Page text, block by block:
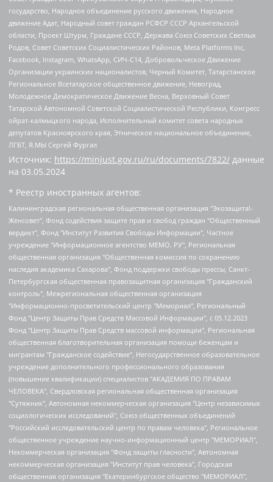
государство, Народное объединение русского движения, Народное
движение Адат, Народный совет граждан РСФСР СССР Архангельской
области, Проект Штурм, Граждане СССР, Держава Союз Советских Светлых
Родов, Совет Советских Социалистических Районов, Meta Platforms Inc,
Facebook, Instagram, WhatsApp, СИЧ-С14, Добровольческое Движение
Организации украинских националистов, Черный Комитет, Татарстанское
Региональное Всетатарское общественное движение, Невоград,
Молодежное Демократическое Движение Весна, Верховный Совет
Татарской Автономной Советской Социалистической Республики, Конгресс
ойрат-калмыцкого народа, Исполнительный комитет совета народных
депутатов Красноярского края, Этническое национальное объединение,
ЛГБТ, Я.МЫ Сергей Фургал
Источник: https://minjust.gov.ru/ru/documents/7822/ данные
на 03.05.2024
* Реестр иностранных агентов:
Калининградская региональная общественная организация "Экозащита!-Женсовет", Фонд содействия защите прав и свобод граждан "Общественный вердикт", Фонд "Институт Развития Свободы Информации", Частное учреждение "Информационное агентство МЕМО. РУ", Региональная общественная организация "Общественная комиссия по сохранению наследия академика Сахарова", Фонд поддержки свободы прессы, Санкт-Петербургская общественная правозащитная организация "Гражданский контроль", Межрегиональная общественная организация "Информационно-просветительский центр "Мемориал", Региональный Фонд "Центр Защиты Прав Средств Массовой Информации", с 05.12.2023 Фонд "Центр Защиты Прав Средств массовой информации", Региональная общественная благотворительная организация помощи беженцам и мигрантам "Гражданское содействие", Негосударственное образовательное учреждение дополнительного профессионального образования (повышение квалификации) специалистов "АКАДЕМИЯ ПО ПРАВАМ ЧЕЛОВЕКА", Свердловская региональная общественная организация "Сутяжник", Автономная некоммерческая организация "Центр независимых социологических исследований", Союз общественных объединений "Российский исследовательский центр по правам человека", Региональное общественное учреждение научно-информационный центр "МЕМОРИАЛ", Некоммерческая организация "Фонд защиты гласности", Автономная некоммерческая организация "Институт прав человека", Городская общественная организация "Екатеринбургское общество "МЕМОРИАЛ", Городская общественная организация "Рязанское историко-просветительское и правозащитное общество "Мемориал" (Рязанский Мемориал), Челябинский региональный орган общественной самодеятельности – женское общественное объединение "Женщины Евразии", Челябинский региональный орган общественной самодеятельности "Уральская правозащитная группа", Фонд содействия защите здоровья и социальной справедливости имени Андрея Рылькова, Автономная Некоммерческая Организация "Аналитический Центр Юрия Левады", Автономная некоммерческая организация социальной поддержки населения "Проект Апрель", Региональная общественная организация помощи женщинам и детям, находящимся в кризисной ситуации "Информационно-методический центр "Анна", Фонд содействия развитию массовых коммуникаций и правовому просвещению "Так-так-Так", Фонд содействия устойчивому развитию "Серебряная тайга", Свердловский региональный общественный фонд социальных проектов "Новое время", "Idel.Реалии", Кавказ.Реалии, Крым.Реалии, Телеканал Настоящее Время, Татаро-башкирская служба Радио Свобода (Azatliq Radiosi), Радио Свободная Европа/Радио Свобода (PCE/PC), "Сибирь.Реалии", "Фактограф", Благотворительный фонд помощи осужденным и их семьям, Автономная некоммерческая организация "Институт глобализации и социальных движений", Фонд "В защиту прав заключенных", Частное учреждение "Центр поддержки и содействия развитию средств массовой информации", Пензенский региональный общественный благотворительный фонд "Гражданский союз", "Север.Реалии", Некоммерческая организация Фонд "Правовая инициатива", Общество с ограниченной ответственностью "Радио Свободная Европа/Радио Свобода", Чешское информационное агентство "MEDIUM-ORIENT", Красноярская региональная общественная организация "Мы против СПИДа", Камалягин Денис Николаевич, Маркелов Сергей Евгеньевич, Пономарев Лев Александрович, Савицкая Людмила Алексеевна, Автономная некоммерческая организация "Центр по работе с проблемой насилия "НАСИЛИЮ.НЕТ", Межрегиональный профессиональный союз работников здравоохранения "Альянс врачей", Юридическое лицо, зарегистрированное в Латвийской Республике, SIA "Medusa Project" (регистрационный номер 40103797863, дата регистрации 10.06.2014), Некоммерческая организация "Фонд по борьбе с коррупцией", Автономная некоммерческая организация "Институт права и публичной политики", Баданин Роман Сергеевич, Гликин Максим Александрович, Железнова Мария Михайловна, Лукьянова Юлия Сергеевна, Маетная Елизавета Витальевна, Маняхин Петр Борисович, Чуракова Ольга Владимировна, Ярош Юлия Петровна, Юридическое лицо "The Insider SIA", зарегистрированное в Риге, Латвийская Республика (дата регистрации 26.06.2015), являющееся администратором доменного имени интернет-издания "The Insider SIA", https://theins.ru, Постернак Алексей Евгеньевич, Рубин Михаил Аркадьевич, Анин Роман Александрович, Юридическое лицо Istories fonds, зарегистрированное в Латвийской Республике (регистрационный номер 50008295751, дата регистрации 24.02.2020), Великовский Дмитрий Александрович, Долинина Ирина Николаевна, Мароховская Алеся Алексеевна, Шлейнов Роман Юрьевич, Шмагун Олеся Валентиновна, Общество с ограниченной ответственностью "Альтаир 2021", Общество с ограниченной ответственностью "Вега 2021", Общество с ограниченной ответственностью "Главный редактор 2021", Общество с ограниченной ответственностью "Ромашки монолит", Важенков Артем Валерьевич, Ивановская областная общественная организация "Центр гендерных исследований", Гурман Юрий Альбертович, Медиапроект "ОВД-Инфо", Егоров Владимир Владимирович, Жилинский Владимир Александрович, Общество с ограниченной ответственностью "ЗП", Иванова София Юрьевна, Карезина Инна Павловна, Кильтау Екатерина Викторовна, Петров Алексей Викторович, Пискунов Сергей Евгеньевич, Смирнов Сергей Сергеевич, Тихонов Михаил Сергеевич, Общество с ограниченной ответственностью "ЖУРНАЛИСТ-ИНОСТРАННЫЙ АГЕНТ", Арапова Галина Юрьевна, Вольтская Татьяна Анатольевна, Американская компания "Mason G.E.S. Anonymous Foundation" (США), являющаяся владельцем интернет-издания https://mnews.world/, Компания "Stichting Bellingcat", зарегистрированная в Нидерландах (дата регистрации 11.07.2018), Захаров Андрей Вячеславович, Клепиковская Екатерина Дмитриевна, Общество с ограниченной ответственностью "МЕМО", Перл Роман Александрович, Симонов Евгений Алексеевич, Соловьева Елена Анатольевна, Сотников Даниил Владимирович, Сурначева Елизавета Дмитриевна, Автономная некоммерческая организация по защите прав человека и информированию населения "Якутия – Наше Мнение", Общество с ограниченной ответственностью "Москоу диджитал медиа", с 26.01.2023 Общество с ограниченной ответственностью "Чайка Белые сады", Ветошкина Валерия Валерьевна, Заговора Максим Александрович, Межрегиональное общественное движение "Российская ЛГБТ - сеть", Оленичев Максим Владимирович, Павлов Иван Юрьевич, Скворцова Елена Сергеевна, Общество с ограниченной ответственностью "Как бы инагент", Кочетков Игорь Викторович, Общество с ограниченной ответственностью "Честные выборы", Еланчик Олег Александрович, Общество с ограниченной ответственностью "Нобелевский призыв", Гималова Регина Эмилевна, Григорьев Андрей Валерьевич, Григорьева Алина Александровна, Ассоциация по содействию защите прав призывников, альтернативнослужащих и военнослужащих "Правозащитная группа "Гражданин.Армия.Право", Хисамова Регина Фаритовна, Автономная некоммерческая организация по реализации социально-правовых программ "Лилит", Дальневосточное общественное движение "Маяк", Санкт-Петербургская ЛГБТ-инициативная группа "Выход", Инициативная группа ЛГБТ+ "Реверс", Алексеев Андрей Викторович, Бекбулатова Таисия Львовна, Беляев Иван Михайлович, Владыкина Елена Сергеевна, Гельман Марат Александрович, Никульшина Вероника Юрьевна, Толоконникова Надежда Андреевна, Шендерович Виктор Анатольевич, Общество с ограниченной ответственностью "Данное сообщение", Общество с ограниченной ответственностью Издательский дом "Новая глава", Айнбиндер Александра Александровна, Московский комьюнити-центр для ЛГБТ+инициатив, Благотворительный фонд развития филантропии, Deutsche Welle (Германия, Kurt-Schumacher-Strasse 3, 53113 Bonn), Борзунова Мария Михайловна, Воробьев Виктор Викторович, Голубева Анна Львовна, Константинова Алла Михайловна, Малкова Ирина Владимировна, Мурадов Мурад Абдулгалимович, Осетинская Елизавета Николаевна, Понасенков Евгений Николаевич, Ганапольский Матвей Юрьевич, Киселев Евгений Алексеевич, Борухович Ирина Григорьевна, Дремин Иван Тимофеевич, Дубровский Дмитрий Викторович, Красноярская региональная общественная организация поддержки и развития альтернативных образовательных технологий и межкультурных коммуникаций "ИНТЕРРА", Маяковская Екатерина Алексеевна, Фейгин Марк Захарович, Филимонов Андрей Викторович, Дзугкоева Регина Николаевна, Доброхотов Роман Александрович, Дудь Юрий Александрович, Елкин Сергей Владимирович, Кругликов Кирилл Игоревич, Сабунаева Мария Леонидовна, Семенов Алексей Владимирович, Шаинян Карен Багратович, Шульман Екатерина Михайловна, Асафьев Артур Валерьевич, Вахштайн Виктор Семенович, Венедиктов Алексей Алексеевич, Лушникова Екатерина Евгеньевна, Волков Леонид Михайлович, Невзоров Александр Глебович, Пархоменко Сергей Борисович, Сироткин Ярослав Николаевич, Кара-Мурза Владимир Владимирович, Баранова Наталья Владимировна, Гозман Леонид Яковлевич, Кагарлицкий Борис Юльевич, Климарев Михаил Валерьевич, Милов Владимир Станиславович, Автономная некоммерческая организация Краснодарский центр современного искусства "Типография", Моргенштерн Алишер Тагирович, Соболь Любовь Эдуардовна, Общество с ограниченной ответственностью "ЛИЗА НОРМ", Каспаров Гарри Кимович, Ходорковский Михаил Борисович, Общество с ограниченной ответственностью "Апрельские тезисы", Данилович Ирина Брониславовна, Кашин Олег Владимирович, Петров Николай Владимирович, Пивоваров Алексей Владимирович, Соколов Михаил Владимирович, Цветкова Юлия Владимировна, Чичваркин Евгений Александрович, Комитет против пыток/Команда против пыток, Общество с ограниченной ответственностью "Первый научный", Общество с ограниченной ответственностью "Вертолет и ко", Белоцерковская Вероника Борисовна, Кац Максим Евгеньевич, Лазарева Татьяна Юрьевна, Шаведдинов Руслан Табризович, Яшин Илья Валерьевич, Общество с ограниченной ответственностью "Иноагент ААВ", Алешковский Дмитрий Петрович, Альбац Евгения Марковна, Быков Дмитрий Львович, Галямина Юлия Евгеньевна, Лойко Сергей Леонидович, Мартынов Кирилл Константинович, Медведев Сергей Александрович, Крашенинников Федор Геннадиевич, Гордеева Катерина Вл